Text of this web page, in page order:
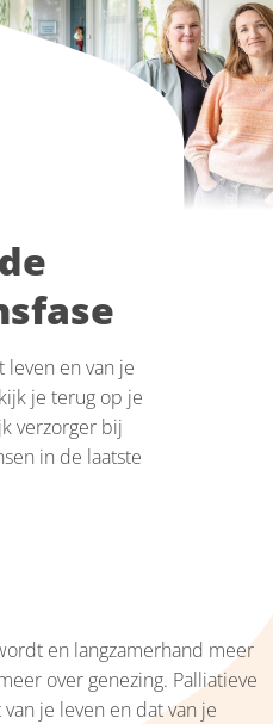
leven en van je
je terug op je
verzorger bij
in de laatste
en langzamerhand meer
over genezing. Palliatieve
je leven en dat van je